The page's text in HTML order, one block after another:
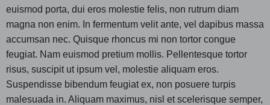
euismod porta, dui eros molestie felis, non rutrum diam
magna non enim. In fermentum velit ante, vel dapibus massa
accumsan nec. Quisque rhoncus mi non tortor congue
feugiat. Nam euismod pretium mollis. Pellentesque tortor
risus, suscipit ut ipsum vel, molestie aliquam eros.
Suspendisse bibendum feugiat ex, non posuere turpis
malesuada in. Aliquam maximus, nisl et scelerisque semper,